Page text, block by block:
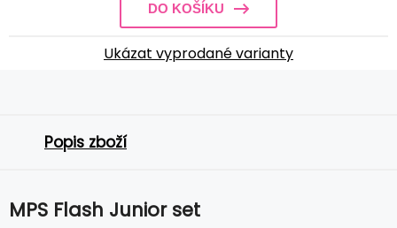
DO KOŠÍKU
Ukázat vyprodané varianty
Popis zboží
MPS Flash Junior set